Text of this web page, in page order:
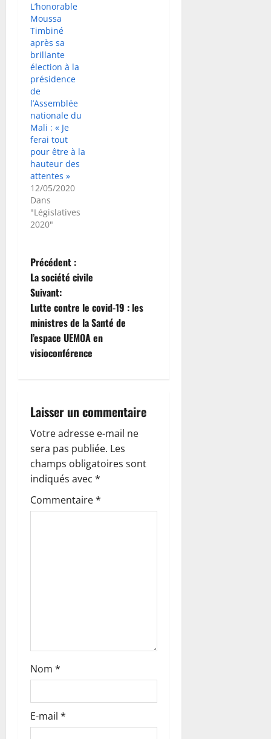
L’honorable
Moussa
Timbiné
après sa
brillante
élection à la
présidence
de
l’Assemblée
nationale du
Mali : « Je
ferai tout
pour être à la
hauteur des
attentes »
12/05/2020
Dans
"Législatives
2020"
N
a
v
i
t
i
o
n
d
i
c
l
e
Précédent :
La société civile
Suivant:
Lutte contre le covid-19 : les
ministres de la Santé de
l’espace UEMOA en
visioconférence
Laisser un commentaire
Votre adresse e-mail ne
sera pas publiée. Les
champs obligatoires sont
indiqués avec *
Commentaire*
Nom *
E-mail *